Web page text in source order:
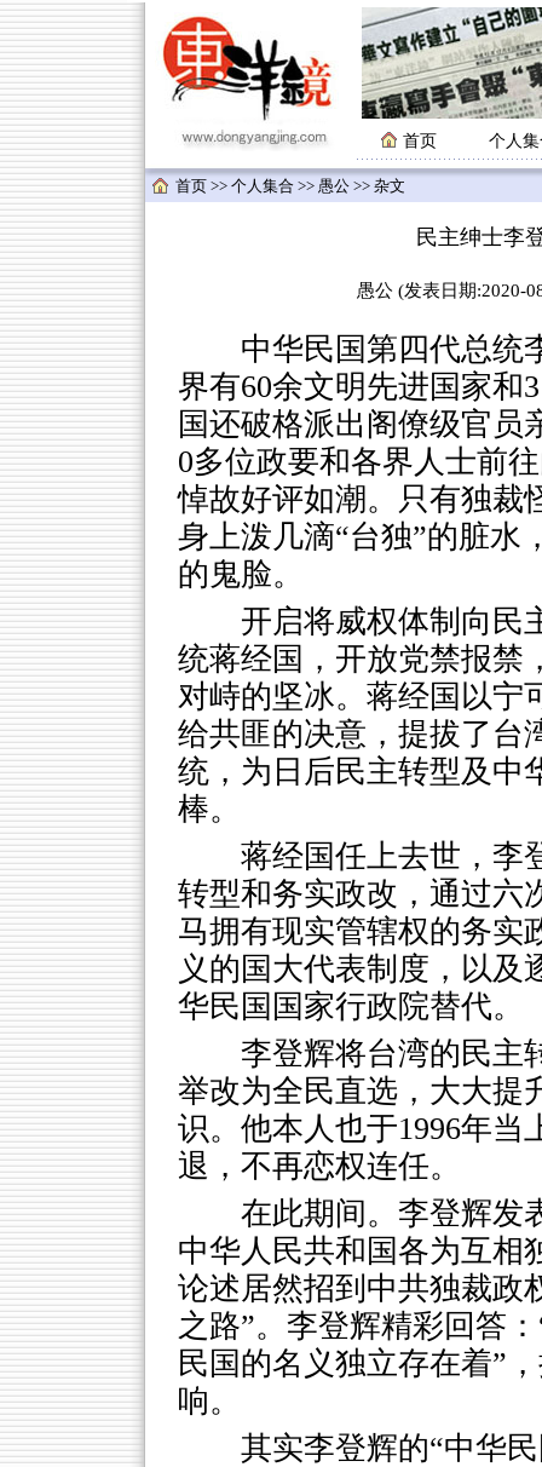
首页 个人
首页 >> 个人集合 >> 愚公 >> 杂文
民主绅士李
愚公 (发表日期:2020-
中华民国第四代总统李
界有60余文明先进国家和
国还破格派出阁僚级官员
0多位政要和各界人士前
悼故好评如潮。只有独裁
身上泼几滴“台独”的脏水
的鬼脸。
开启将威权体制向民
统蒋经国，开放党禁报禁
对峙的坚冰。蒋经国以宁
给共匪的决意，提拔了台
统，为日后民主转型及中
棒。
蒋经国任上去世，李
转型和务实政改，通过六
马拥有现实管辖权的务实
义的国大代表制度，以及
华民国国家行政院替代。
李登辉将台湾的民主
举改为全民直选，大大提
识。他本人也于1996年
退，不再恋权连任。
在此期间。李登辉发
中华人民共和国各为互相
论述居然招到中共独裁政
之路”。李登辉精彩回答
民国的名义独立存在着”
响。
其实李登辉的“中华